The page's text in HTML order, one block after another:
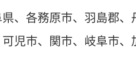
、各務原市、羽島郡
児市、関市、岐阜市